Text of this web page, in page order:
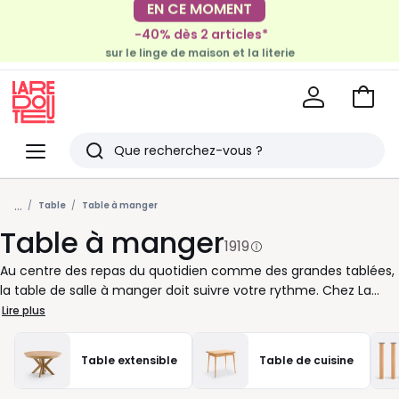
EN CE MOMENT
-30€ tous les 100€*
sur le meuble & la déco
-40% dès 2 articles*
sur le linge de maison et la literie
Menu
Redoute
Rechercher
Derniers
articles
vus
Voir
... Table Table à manger
Table à manger1919
Au centre des repas du quotidien comme des grandes tablées,
la table de salle à manger doit suivre votre rythme. Chez La
Redoute, nous vous aidons à choisir un modèle adapté à votre
espace, à vos habitudes et à votre style. Pour une pièce
compacte, misez sur une table ronde ou carrée, facile à
intégrer et conviviale au quotidien. Si vous recevez souvent,
une table rectangulaire offre une belle capacité, tandis qu’un
Lire plus
Table extensible Table de cuisine